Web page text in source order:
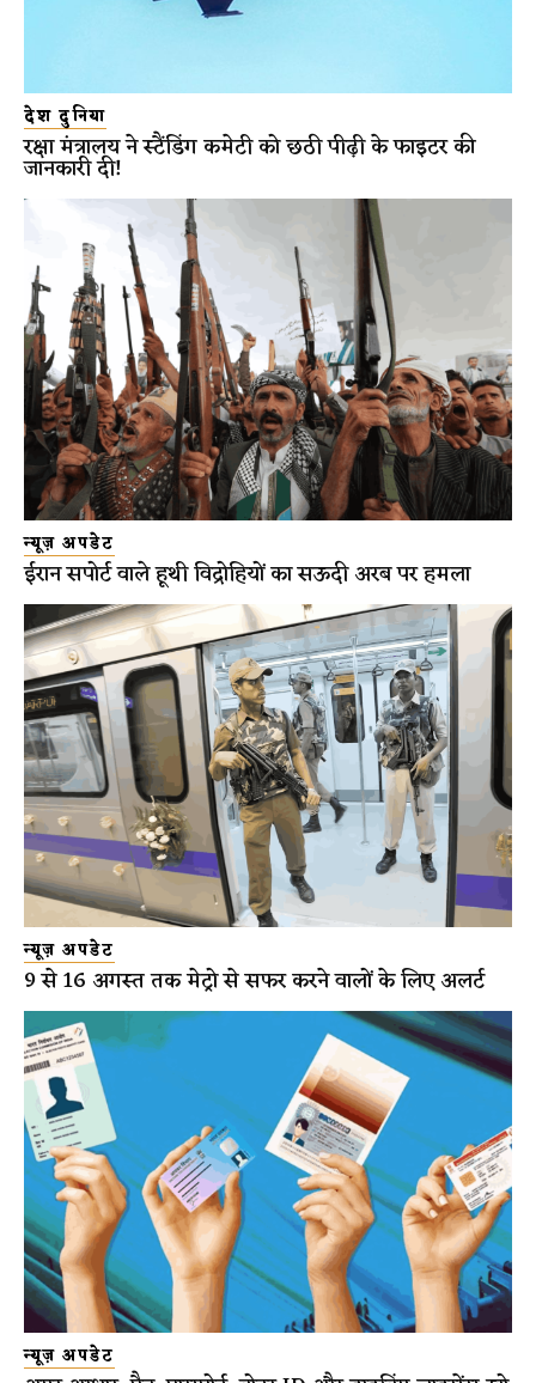
देश दुनिया
रक्षा मंत्रालय ने स्टैंडिंग कमेटी को छठी पीढ़ी के फाइटर की
जानकारी दी!
न्यूज़ अपडेट
ईरान सपोर्ट वाले हूथी विद्रोहियों का सऊदी अरब पर हमला
न्यूज़ अपडेट
9 से 16 अगस्त तक मेट्रो से सफर करने वालों के लिए अलर्ट
न्यूज़ अपडेट